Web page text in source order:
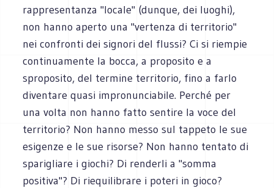
rappresentanza "locale" (dunque, dei luoghi),
non hanno aperto una "vertenza di territorio"
nei confronti dei signori del flussi? Ci si riempie
continuamente la bocca, a proposito e a
sproposito, del termine territorio, fino a farlo
diventare quasi impronunciabile. Perché per
una volta non hanno fatto sentire la voce del
territorio? Non hanno messo sul tappeto le sue
esigenze e le sue risorse? Non hanno tentato di
sparigliare i giochi? Di renderli a "somma
positiva"? Di riequilibrare i poteri in gioco?